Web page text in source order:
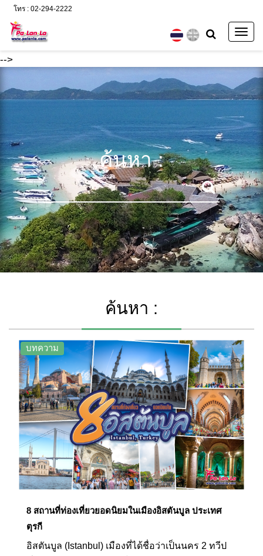
-->
โทร : 02-294-2222
ค้นหา :
ค้นหา :
บทความ
8 สถานที่ท่องเที่ยวยอดนิยมในเมืองอิสตันบูล ประเทศ
ตุรกี
อิสตันบูล (Istanbul) เมืองที่ได้ชื่อว่าเป็นนคร 2 ทวีป